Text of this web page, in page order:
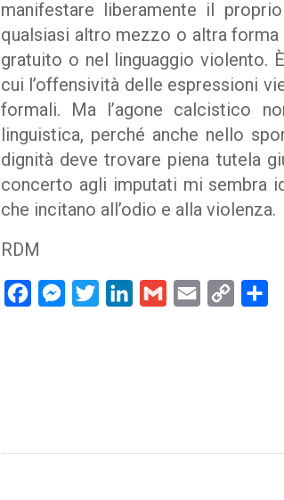
manifestare liberamente il
qualsiasi altro mezzo o altra forma
gratuito o nel linguaggio violento.
cui l’offensività delle espressioni
formali. Ma l’agone calcistico
linguistica, perché anche nello
dignità deve trovare piena tutela
concerto agli imputati mi sembra
che incitano all’odio e alla violenza.
RDM
FacebookMessenger
Twitter LinkedInGmail Email
Copy